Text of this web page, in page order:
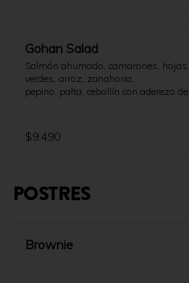
Gohan Salad
Salmón ahumado, camarones, hojas
verdes, arroz, zanahoria,
pepino, palta, cebollín con aderezo de
$9.490
POSTRES
Brownie